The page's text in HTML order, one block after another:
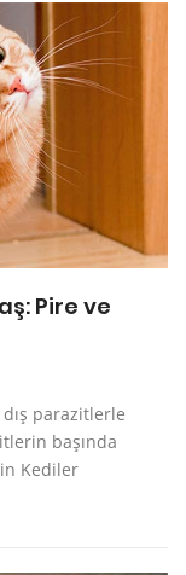
Pire ve
parazitlerle
başında
Kediler